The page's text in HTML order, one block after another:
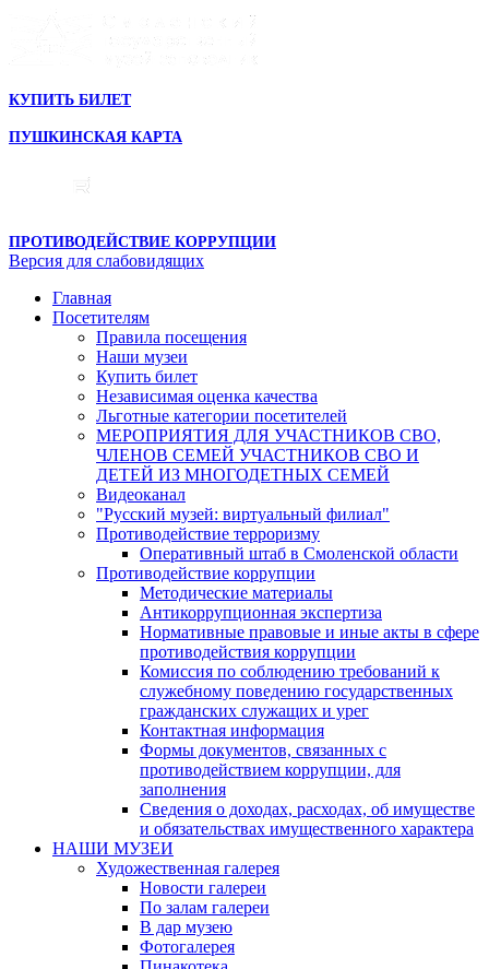
КУПИТЬ БИЛЕТ
ПУШКИНСКАЯ КАРТА
ПРОТИВОДЕЙСТВИЕ КОРРУПЦИИ
Версия для слабовидящих
Главная
Посетителям
Правила посещения
Наши музеи
Купить билет
Независимая оценка качества
Льготные категории посетителей
МЕРОПРИЯТИЯ ДЛЯ УЧАСТНИКОВ СВО,
ЧЛЕНОВ СЕМЕЙ УЧАСТНИКОВ СВО И
ДЕТЕЙ ИЗ МНОГОДЕТНЫХ СЕМЕЙ
Видеоканал
"Русский музей: виртуальный филиал"
Противодействие терроризму
Оперативный штаб в Смоленской области
Противодействие коррупции
Методические материалы
Антикоррупционная экспертиза
Нормативные правовые и иные акты в сфере
противодействия коррупции
Комиссия по соблюдению требований к
служебному поведению государственных
гражданских служащих и урег
Контактная информация
Формы документов, связанных с
противодействием коррупции, для
заполнения
Сведения о доходах, расходах, об имуществе
и обязательствах имущественного характера
НАШИ МУЗЕИ
Художественная галерея
Новости галереи
По залам галереи
В дар музею
Фотогалерея